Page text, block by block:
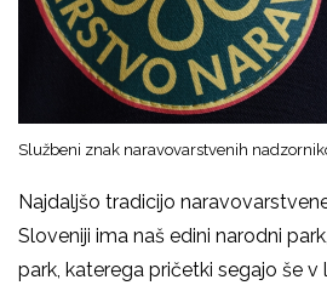
Službeni znak naravovarstvenih
Najdaljšo tradicijo
Sloveniji ima naš edini narodni
park, katerega pričetki segajo še